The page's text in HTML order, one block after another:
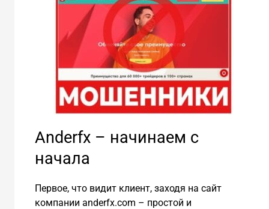
Аnderfx – начинаем с
начала
Первое, что видит клиент, заходя на сайт
компании anderfx.com – простой и